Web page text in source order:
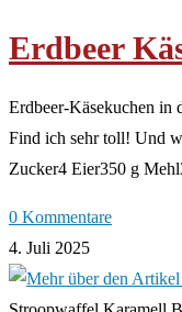
Erdbeer
Erdbeer-Käsekuchen in
Find ich sehr toll! Und
Zucker4 Eier350 g
0 Kommentare
4. Juli 2025